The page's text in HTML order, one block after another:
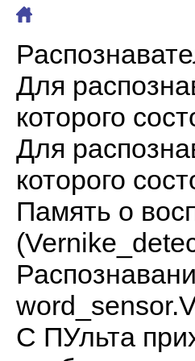
Для
которого
Для
которого
Память о
С ПУльта